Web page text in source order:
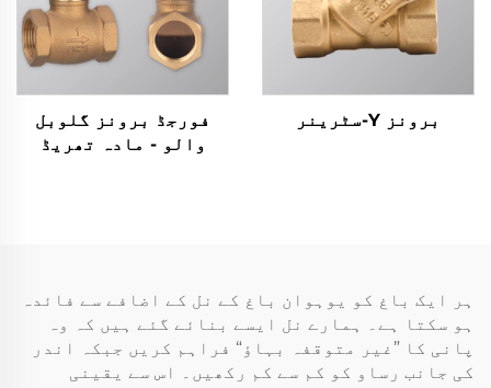
برونز Y-سٹرینر
فورجڈ برونز گلوبل
والو - مادہ تھریڈ
ہر ایک باغ کو یوہوان باغ کے نل کے اضافے سے فائدہ
ہو سکتا ہے۔ ہمارے نل ایسے بنائے گئے ہیں کہ وہ
پانی کا ”غیر متوقفہ بہاؤ“ فراہم کریں جبکہ اندر
کی جانب رساو کو کم سے کم رکھیں۔ اس سے یقینی